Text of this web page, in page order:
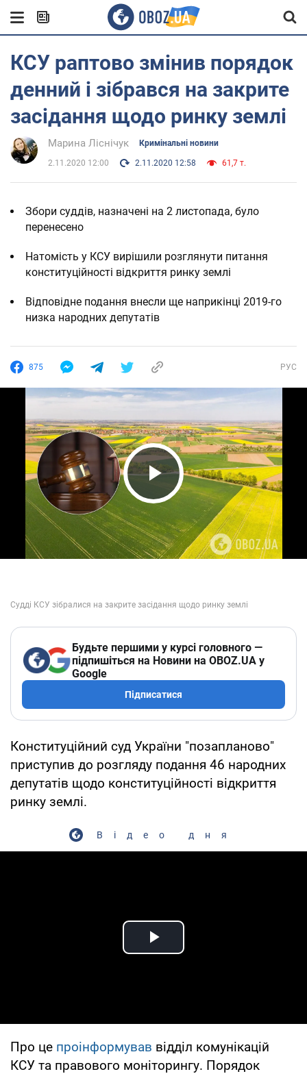
КСУ раптово змінив порядок
денний і зібрався на закрите
засідання щодо ринку землі
Марина Ліснічук Кримінальні новини
2.11.2020 12:00 2.11.2020 12:58 61,7 т.
Збори суддів, назначені на 2 листопада, було
перенесено
Натомість у КСУ вирішили розглянути питання
конституційності відкриття ринку землі
Відповідне подання внесли ще наприкінці 2019-го
низка народних депутатів
875 РУС
Play Video
Будьте першими у курсі головного —
підпишіться на Новини на OBOZ.UA у
Google
Підписатися
Конституційний суд України "позапланово"
приступив до розгляду подання 46 народних
депутатів щодо конституційності відкриття
ринку землі.
Відео дня
Play Video
Про це проінформував відділ комунікацій
КСУ та правового моніторингу. Порядок